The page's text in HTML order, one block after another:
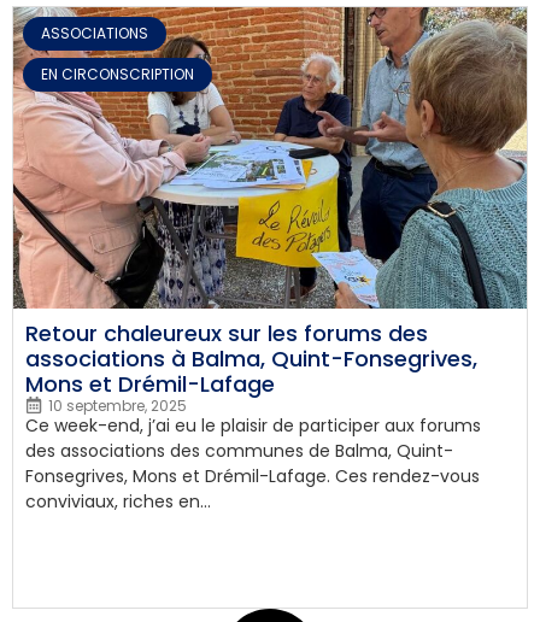
ASSOCIATIONS
,
EN CIRCONSCRIPTION
Retour chaleureux sur les forums des
associations à Balma, Quint-Fonsegrives,
Mons et Drémil-Lafage
10 septembre, 2025
Ce week-end, j’ai eu le plaisir de participer aux forums
des associations des communes de Balma, Quint-
Fonsegrives, Mons et Drémil-Lafage. Ces rendez-vous
conviviaux, riches en...